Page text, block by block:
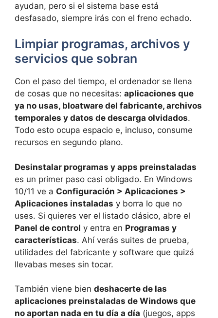
ayudan, pero si el sistema base está
desfasado, siempre irás con el freno echado.
Limpiar programas, archivos y
servicios que sobran
Con el paso del tiempo, el ordenador se llena
de cosas que no necesitas: aplicaciones que
ya no usas, bloatware del fabricante, archivos
temporales y datos de descarga olvidados.
Todo esto ocupa espacio e, incluso, consume
recursos en segundo plano.
Desinstalar programas y apps preinstaladas
es un primer paso casi obligado. En Windows
10/11 ve a Configuración > Aplicaciones >
Aplicaciones instaladas y borra lo que no
uses. Si quieres ver el listado clásico, abre el
Panel de control y entra en Programas y
características. Ahí verás suites de prueba,
utilidades del fabricante y software que quizá
llevabas meses sin tocar.
También viene bien deshacerte de las
aplicaciones preinstaladas de Windows que
no aportan nada en tu día a día (juegos, apps